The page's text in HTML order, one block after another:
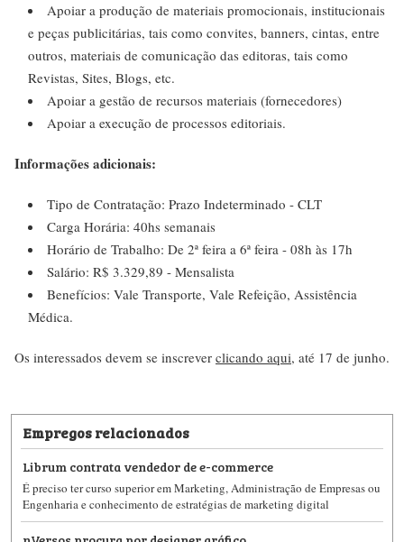
Apoiar a produção de materiais promocionais, institucionais
e peças publicitárias, tais como convites, banners, cintas, entre
outros, materiais de comunicação das editoras, tais como
Revistas, Sites, Blogs, etc.
Apoiar a gestão de recursos materiais (fornecedores)
Apoiar a execução de processos editoriais.
Informações adicionais:
Tipo de Contratação: Prazo Indeterminado - CLT
Carga Horária: 40hs semanais
Horário de Trabalho: De 2ª feira a 6ª feira - 08h às 17h
Salário: R$ 3.329,89 - Mensalista
Benefícios: Vale Transporte, Vale Refeição, Assistência
Médica.
Os interessados devem se inscrever clicando aqui, até 17 de junho.
Empregos relacionados
Librum contrata vendedor de e-commerce
É preciso ter curso superior em Marketing, Administração de Empresas ou
Engenharia e conhecimento de estratégias de marketing digital